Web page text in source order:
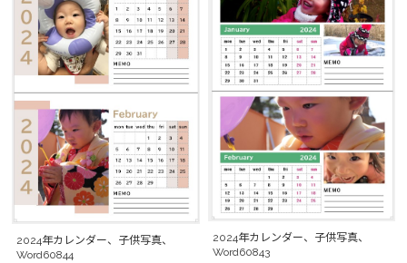
2024年カレンダー、子供写真、
Word60844
2024年カレンダー、子供写真、
Word60843